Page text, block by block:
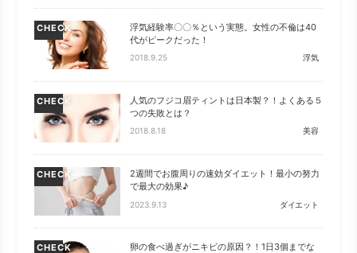
CHECK
浮気経験率〇〇％という実態。女性の不倫は40
代がピークだった！
2018.9.25 浮気
CHECK
人気のフジコ眉ティントは日本製？！よくある５
つの失敗とは？
2018.8.18 美容
CHECK
2週間でお腹周りの速効ダイエット！最小の努力
で最大の効果♪
2023.9.13 ダイエット
CHECK
卵の食べ過ぎがニキビの原因？！1日3個までな